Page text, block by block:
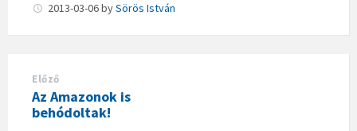
2013-03-06bySörös István
Előző
Az Amazonok is
behódoltak!